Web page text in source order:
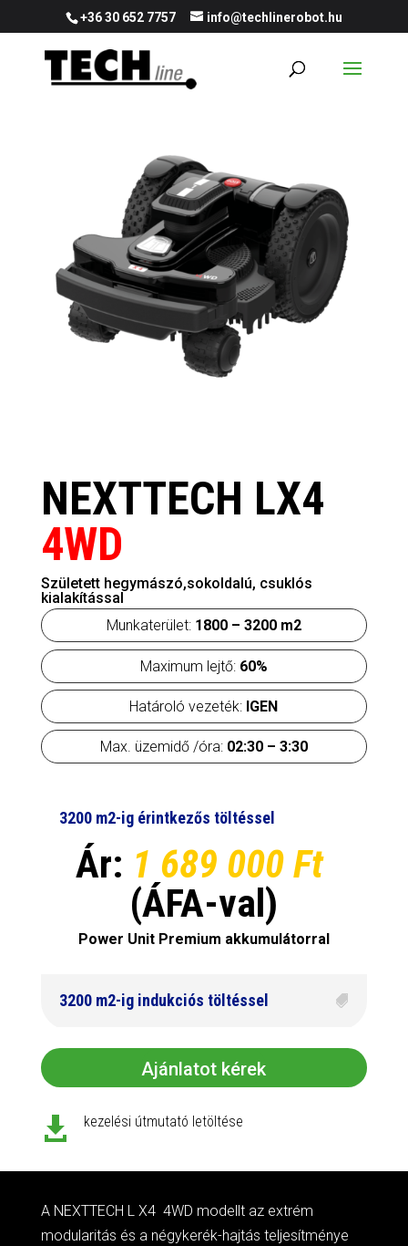
+36 30 652 7757 info@techlinerobot.hu
NEXTTECH LX4
4WD
Született hegymászó,sokoldalú, csuklós
kialakítással
Munkaterület: 1800 – 3200 m2
Maximum lejtő: 60%
Határoló vezeték: IGEN
Max. üzemidő /óra:02:30 – 3:30
3200 m2-ig érintkezős töltéssel
Ár: 1 689 000 Ft
(ÁFA-val)
Power Unit Premium akkumulátorral
3200 m2-ig indukciós töltéssel
Ajánlatot kérek
 kezelési útmutató letöltése
A NEXTTECH L X4 4WD modellt az extrém
modularitás és a négykerék-hajtás teljesítménye